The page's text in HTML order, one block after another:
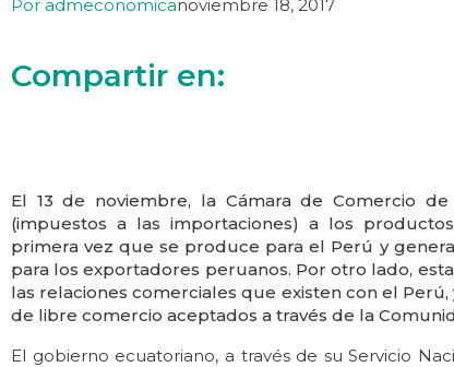
Por admeconomicanoviembre 18, 2017
Compartir en:
El 13 de noviembre, la Cámara de Comercio
(impuestos a las importaciones) a los
primera vez que se produce para el Perú y
para los exportadores peruanos. Por otro lado,
las relaciones comerciales que existen con el
de libre comercio aceptados a través de la
El gobierno ecuatoriano, a través de su Servicio